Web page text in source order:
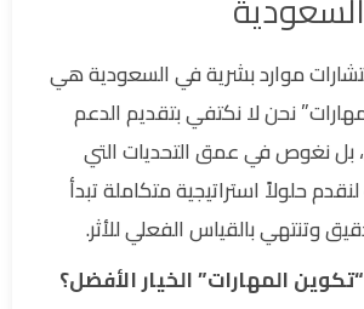
موارد بشرية في السعودية هي
نحن لا نكتفي بتقديم الدعم
بل نغوص في عمق التحديات التي
حلولاً استراتيجية متكاملة تبدأ
وتنتهي بالقياس الفعلي للأثر.
المهارات” الخيار الأفضل؟